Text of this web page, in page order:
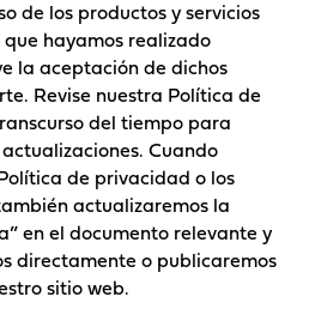
de los productos y servicios
hayamos realizado
la aceptación de dichos
Revise nuestra Política de
del tiempo para
Cuando
de privacidad o los
actualizaremos la
en el documento relevante y
directamente o publicaremos
sitio web.